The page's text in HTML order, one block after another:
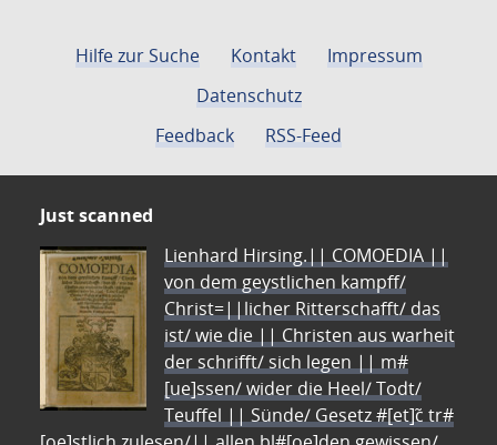
Hilfe zur Suche Kontakt
Impressum
Datenschutz
Feedback
RSS-Feed
Just scanned
Lienhard Hirsing.|| COMOEDIA ||
von dem geystlichen kampff/
Christ=||licher Ritterschafft/ das
ist/ wie die || Christen aus warheit
der schrifft/ sich legen || m#
[ue]ssen/ wider die Heel/ Todt/
Teuffel || Sünde/ Gesetz #[et]c̃ tr#